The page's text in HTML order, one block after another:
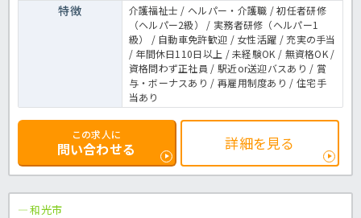
特徴
介護福祉士 / ヘルパー・介護職 / 初任者研修
（ヘルパー2級） / 実務者研修（ヘルパー1
級） / 自動車免許歓迎 / 女性活躍 / 充実の手当
/ 年間休日110日以上 / 未経験OK / 無資格OK /
資格問わず正社員 / 駅近or送迎バスあり / 賞
与・ボーナスあり / 再雇用制度あり / 住宅手
当あり
この求人に
問い合わせる 詳細を見る
和光市